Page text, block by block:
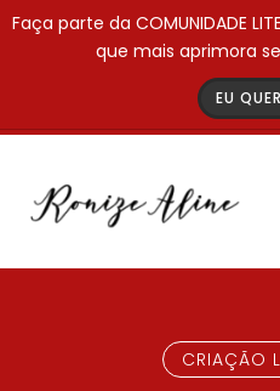
Faça parte da COMUNIDADE
que mais aprimora
EU
CRIAÇÃO